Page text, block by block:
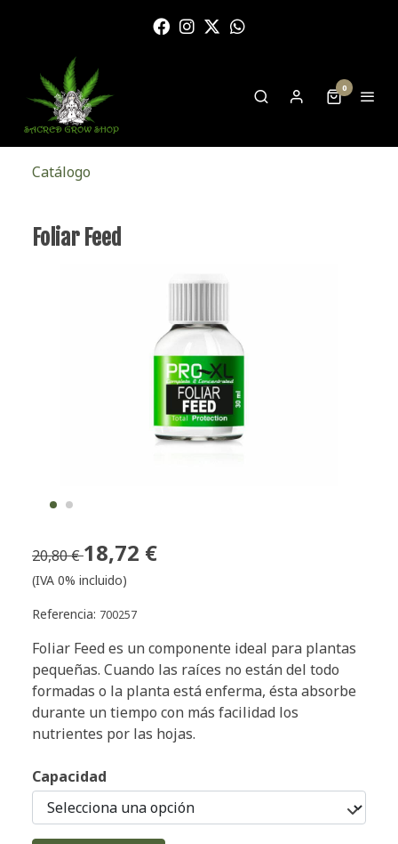
0
Catálogo
Foliar Feed
20,80 €18,72 €
(IVA 0% incluido)
Referencia: 700257
Foliar Feed es un componente ideal para plantas
pequeñas. Cuando las raíces no están del todo
formadas o la planta está enferma, ésta absorbe
durante un tiempo con más facilidad los
nutrientes por las hojas.
Capacidad